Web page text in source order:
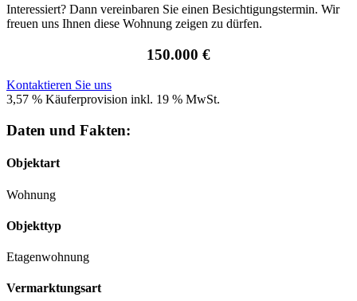
Interessiert? Dann vereinbaren Sie einen Besichtigungstermin. Wir
freuen uns Ihnen diese Wohnung zeigen zu dürfen.
150.000 €
Kontaktieren Sie uns
3,57 % Käuferprovision inkl. 19 % MwSt.
Daten und Fakten:
Objektart
Wohnung
Objekttyp
Etagenwohnung
Vermarktungsart